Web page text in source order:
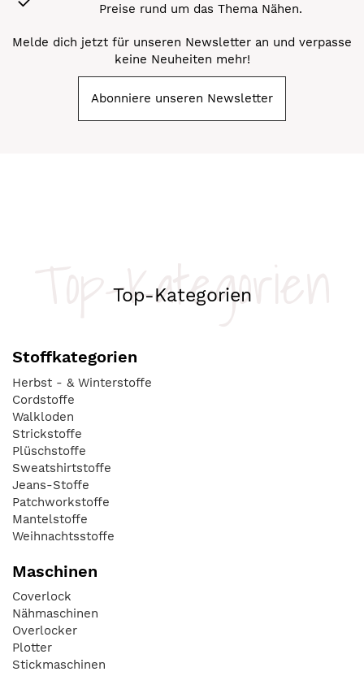
Preise rund um das Thema Nähen.
Melde dich jetzt für unseren Newsletter an und verpasse
keine Neuheiten mehr!
Abonniere unseren Newsletter
Top-Kategorien
Top-Kategorien
Stoffkategorien
Herbst - & Winterstoffe
Cordstoffe
Walkloden
Strickstoffe
Plüschstoffe
Sweatshirtstoffe
Jeans-Stoffe
Patchworkstoffe
Mantelstoffe
Weihnachtsstoffe
Maschinen
Coverlock
Nähmaschinen
Overlocker
Plotter
Stickmaschinen